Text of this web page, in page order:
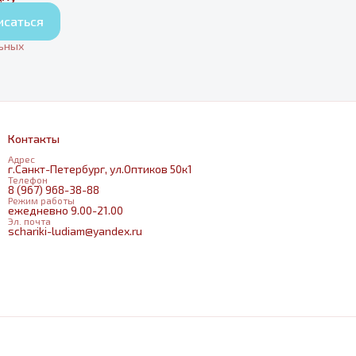
Контакты
Адрес
г.Санкт-Петербург, ул.Оптиков 50к1
Телефон
8 (967) 968-38-88
Режим работы
ежедневно 9.00-21.00
Эл. почта
schariki-ludiam@yandex.ru